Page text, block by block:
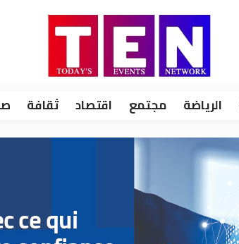
الرياضة مجتمع اقتصاد ثقافة